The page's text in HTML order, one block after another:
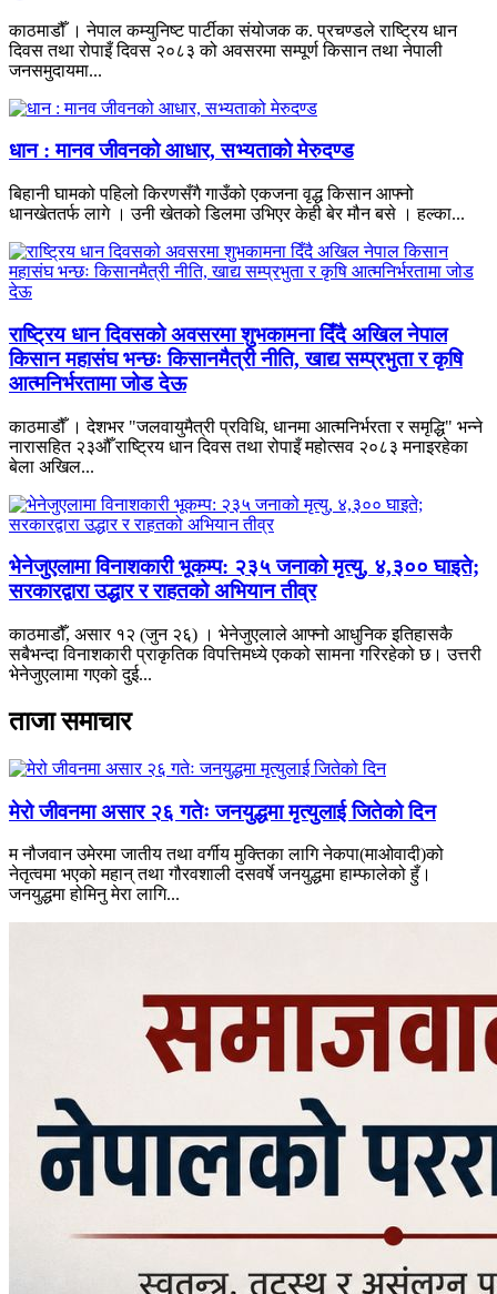
काठमाडौँ । नेपाल कम्युनिष्ट पार्टीका संयोजक क. प्रचण्डले राष्ट्रिय धान
दिवस तथा रोपाइँ दिवस २०८३ को अवसरमा सम्पूर्ण किसान तथा नेपाली
जनसमुदायमा...
धान : मानव जीवनको आधार, सभ्यताको मेरुदण्ड
बिहानी घामको पहिलो किरणसँगै गाउँको एकजना वृद्ध किसान आफ्नो
धानखेततर्फ लागे । उनी खेतको डिलमा उभिएर केही बेर मौन बसे । हल्का...
राष्ट्रिय धान दिवसको अवसरमा शुभकामना दिँदै अखिल नेपाल
किसान महासंघ भन्छः किसानमैत्री नीति, खाद्य सम्प्रभुता र कृषि
आत्मनिर्भरतामा जोड देऊ
काठमाडौँ । देशभर "जलवायुमैत्री प्रविधि, धानमा आत्मनिर्भरता र समृद्धि" भन्ने
नारासहित २३औँ राष्ट्रिय धान दिवस तथा रोपाइँ महोत्सव २०८३ मनाइरहेका
बेला अखिल...
भेनेजुएलामा विनाशकारी भूकम्प: २३५ जनाको मृत्यु, ४,३०० घाइते;
सरकारद्वारा उद्धार र राहतको अभियान तीव्र
काठमाडौँ, असार १२ (जुन २६) । भेनेजुएलाले आफ्नो आधुनिक इतिहासकै
सबैभन्दा विनाशकारी प्राकृतिक विपत्तिमध्ये एकको सामना गरिरहेको छ। उत्तरी
भेनेजुएलामा गएको दुई...
ताजा समाचार
मेरो जीवनमा असार २६ गतेः जनयुद्धमा मृत्युलाई जितेको दिन
म नौजवान उमेरमा जातीय तथा वर्गीय मुक्तिका लागि नेकपा(माओवादी)को
नेतृत्वमा भएको महान् तथा गौरवशाली दसवर्षे जनयुद्धमा हाम्फालेको हुँ।
जनयुद्धमा होमिनु मेरा लागि...